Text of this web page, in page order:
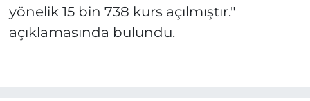
yönelik 15 bin 738 kurs açılmıştır."
açıklamasında bulundu.